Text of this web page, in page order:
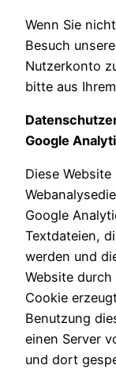
Wenn Sie
Besuch
Nutzerkonto
bitte aus
Google
Diese
Google
Textdateien,
werden und
Website
Cookie
Benutzung
einen Server
und dort